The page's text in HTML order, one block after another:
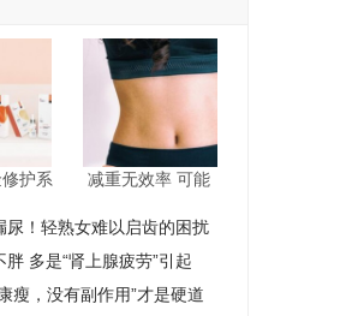
护系 减重无效率 可能
尿！轻熟女难以启齿的困扰
胖 多是“肾上腺疲劳”引起
瘦，没有副作用”才是硬道